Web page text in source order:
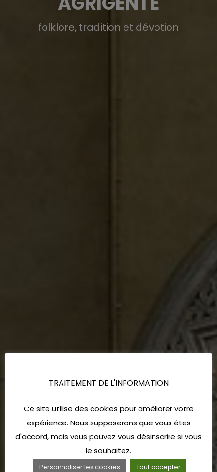
folklore, tradition et dévotion
TRAITEMENT DE L'INFORMATION
Ce site utilise des cookies pour améliorer votre
expérience. Nous supposerons que vous êtes
d'accord, mais vous pouvez vous désinscrire si vous
le souhaitez.
Personnaliser les cookies
Tout accepter